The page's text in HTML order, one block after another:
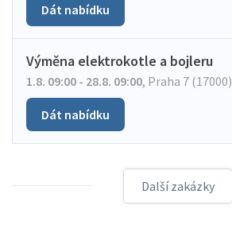
Dát nabídku
Výměna elektrokotle a bojleru
1.8. 09:00 - 28.8. 09:00, Praha 7 (17000)
Dát nabídku
Další zakázky